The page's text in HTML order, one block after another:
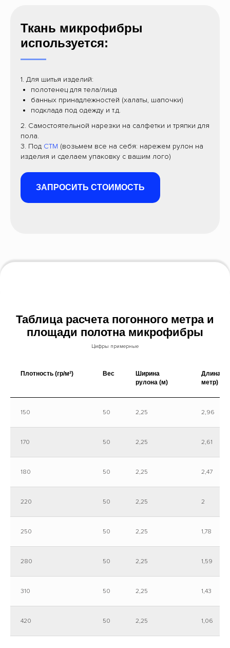
Ткань микрофибры
используется:
1. Для шитья изделий:
полотенец для тела/лица
банных принадлежностей (халаты, шапочки)
подклада под одежду и т.д.
2. Самостоятельной нарезки на салфетки и тряпки для
пола.
3. Под СТМ (возьмем все на себя: нарежем рулон на
изделия и сделаем упаковку с вашим лого)
ЗАПРОСИТЬ СТОИМОСТЬ
Таблица расчета погонного метра и
площади полотна микрофибры
Цифры примерные
Плотность (гр/м²) Вес
Ширина
рулона (м)
Длина
метр) в 1
150 50 2,25 2,96
170 50 2,25 2,61
180 50 2,25 2,47
220 50 2,25 2
250 50 2,25 1,78
280 50 2,25 1,59
310 50 2,25 1,43
420 50 2,25 1,06